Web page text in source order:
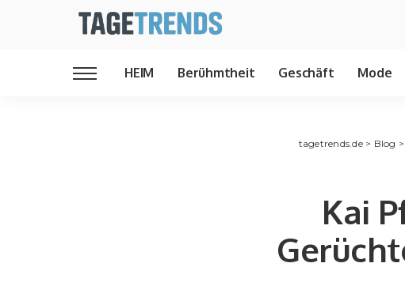
HEIM Berühmtheit Geschäft Mode
tagetrends.de> Blog >
Kai